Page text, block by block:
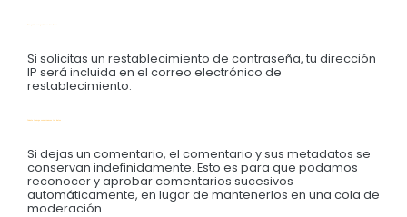
Con quién compartimos tus datos
Si solicitas un restablecimiento de contraseña, tu dirección
IP será incluida en el correo electrónico de
restablecimiento.
Cuánto tiempo conservamos tus datos
Si dejas un comentario, el comentario y sus metadatos se
conservan indefinidamente. Esto es para que podamos
reconocer y aprobar comentarios sucesivos
automáticamente, en lugar de mantenerlos en una cola de
moderación.